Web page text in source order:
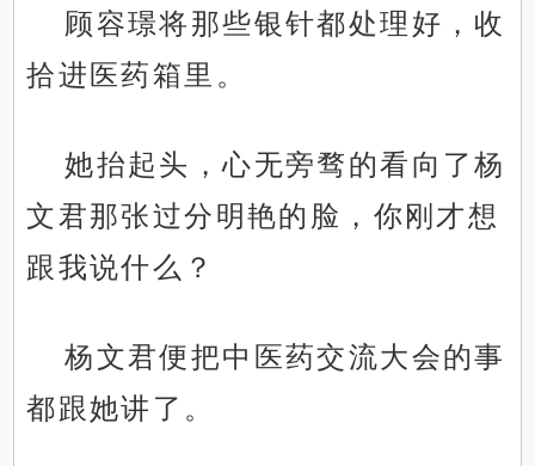
顾容璟将那些银针都处理好，收
拾进医药箱里。
她抬起头，心无旁骛的看向了杨
文君那张过分明艳的脸，你刚才想
跟我说什么？
杨文君便把中医药交流大会的事
都跟她讲了。